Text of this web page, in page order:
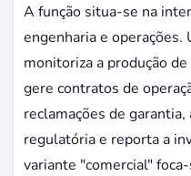
A função situa-se na
engenharia e
monitoriza a produção
gere contratos de
reclamações de
regulatória e reporta a
variante "comercial"